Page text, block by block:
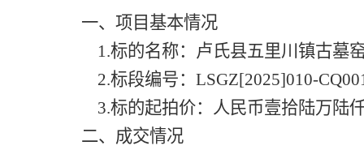
一、项目基本情况
1.标的名称：卢氏县五里川镇古墓
2.标段编号：LSGZ[2025]010-
3.标的起拍价：人民币壹拾陆万陆
二、成交情况